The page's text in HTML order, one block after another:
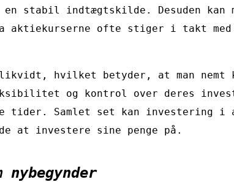
stabil indtægtskilde. Desuden kan
aktiekurserne ofte stiger i takt
likvidt, hvilket betyder, at man nemt
og kontrol over deres
Samlet set kan investering i
at investere sine penge på.